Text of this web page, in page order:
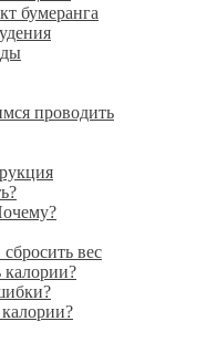
бумеранга
проводить
вес
калории?